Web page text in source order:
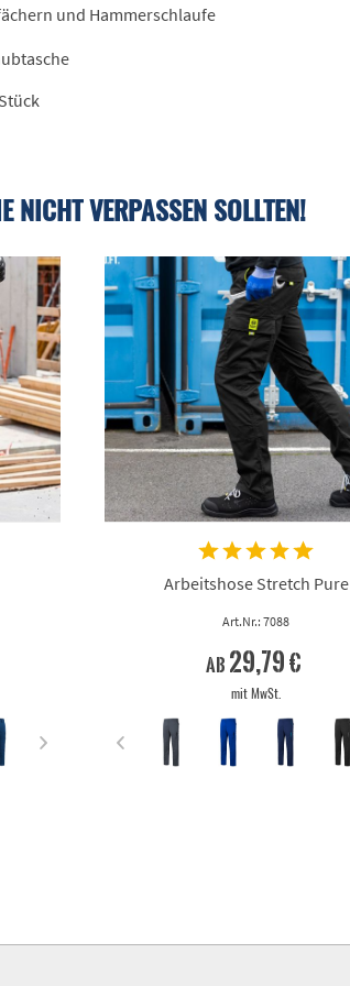
und Hammerschlaufe
NICHT VERPASSEN SOLLTEN!
Arbeitshose Stretch Pure
Art.Nr.: 7088
ab 29,79 €
mit MwSt.